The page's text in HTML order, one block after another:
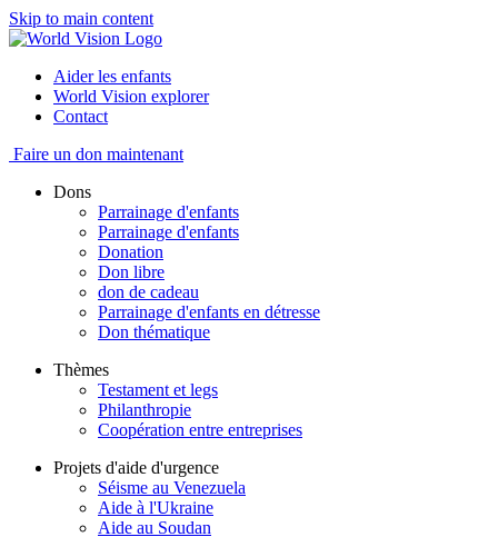
Skip to main content
Aider les enfants
World Vision explorer
Contact
Faire un don maintenant
Dons
Parrainage d'enfants
Parrainage d'enfants
Donation
Don libre
don de cadeau
Parrainage d'enfants en détresse
Don thématique
Thèmes
Testament et legs
Philanthropie
Coopération entre entreprises
Projets d'aide d'urgence
Séisme au Venezuela
Aide à l'Ukraine
Aide au Soudan